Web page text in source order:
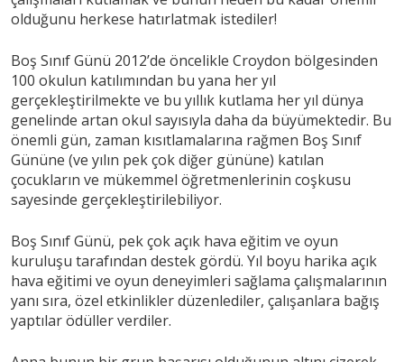
olduğunu herkese hatırlatmak istediler!
Boş Sınıf Günü 2012’de öncelikle Croydon bölgesinden
100 okulun katılımından bu yana her yıl
gerçekleştirilmekte ve bu yıllık kutlama her yıl dünya
genelinde artan okul sayısıyla daha da büyümektedir. Bu
önemli gün, zaman kısıtlamalarına rağmen Boş Sınıf
Gününe (ve yılın pek çok diğer gününe) katılan
çocukların ve mükemmel öğretmenlerinin coşkusu
sayesinde gerçekleştirilebiliyor.
Boş Sınıf Günü, pek çok açık hava eğitim ve oyun
kuruluşu tarafından destek gördü. Yıl boyu harika açık
hava eğitimi ve oyun deneyimleri sağlama çalışmalarının
yanı sıra, özel etkinlikler düzenlediler, çalışanlara bağış
yaptılar ödüller verdiler.